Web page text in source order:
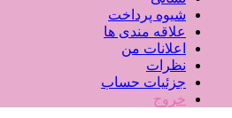
شیوه پرداخت
علاقه مندی ها
اعلانات من
نظرات
جزئیات حساب
خروج